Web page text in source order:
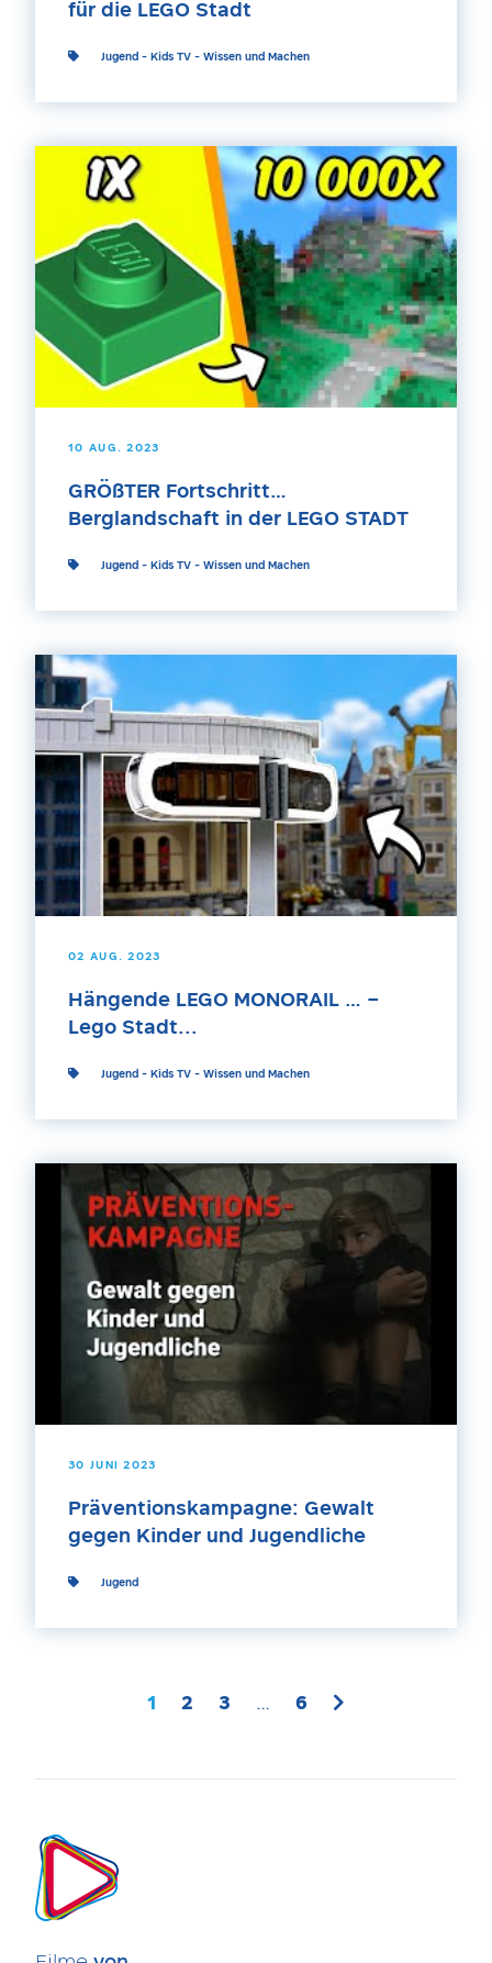
für die LEGO Stadt
Jugend - Kids TV - Wissen und Machen
10 AUG. 2023
GRÖßTER Fortschritt…
Berglandschaft in der LEGO STADT
Jugend - Kids TV - Wissen und Machen
02 AUG. 2023
Hängende LEGO MONORAIL … –
Lego Stadt...
Jugend - Kids TV - Wissen und Machen
30 JUNI 2023
Präventionskampagne: Gewalt
gegen Kinder und Jugendliche
Jugend
1 2 3 … 6